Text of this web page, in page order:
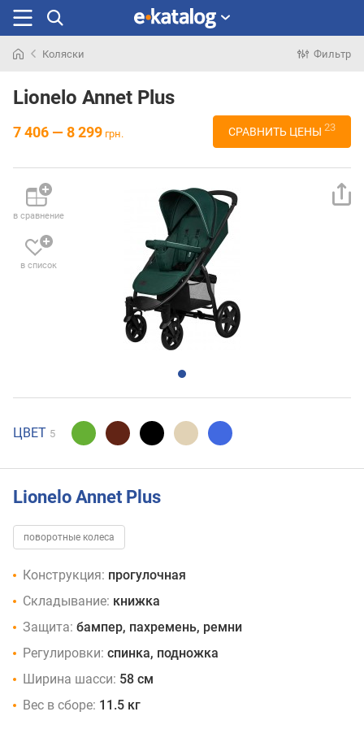
раньше
Коляски Фильтр
Lionelo Annet Plus
7 406 — 8 299 грн. СРАВНИТЬ ЦЕНЫ 23
в сравнение
в список
ЦВЕТ 5
Lionelo Annet Plus
поворотные колеса
Конструкция: прогулочная
Складывание: книжка
Защита: бампер, пахремень, ремни
Регулировки: спинка, подножка
Ширина шасси: 58 см
Вес в сборе: 11.5 кг